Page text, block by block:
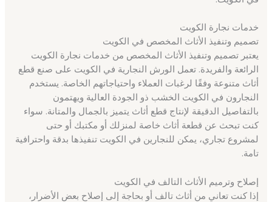
خدمات نجارة الكويت
تصميم وتنفيذ الأثاث المخصص في الكويت
يعتبر تصميم وتنفيذ الأثاث المخصص من خدمات نجارة الكويت
الرائعة والفريدة. تعمل الورش النجارية في الكويت على صنع قطع
أثاث متنوعة وفقًا لرغبات العملاء واحتياجاتهم الخاصة. يستخدم
النجارون في الكويت الخشب ذو الجودة العالية ويهتمون
بالتفاصيل الدقيقة لإنتاج قطع أثاث يتميز بالجمال والمتانة. سواء
كنت تبحث عن قطعة أثاث خاصة لمنزلك أو مكتبك أو حتى
لمشروع تجاري، يمكن للنجارين في الكويت تنفيذها بدقة واحترافية
تامة.
إصلاح وترميم الأثاث التالف في الكويت
إذا كنت تعاني من أثاث تالف أو بحاجة إلى إصلاح بعض الأضرار،